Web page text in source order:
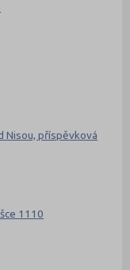
Nisou, příspěvková
1110